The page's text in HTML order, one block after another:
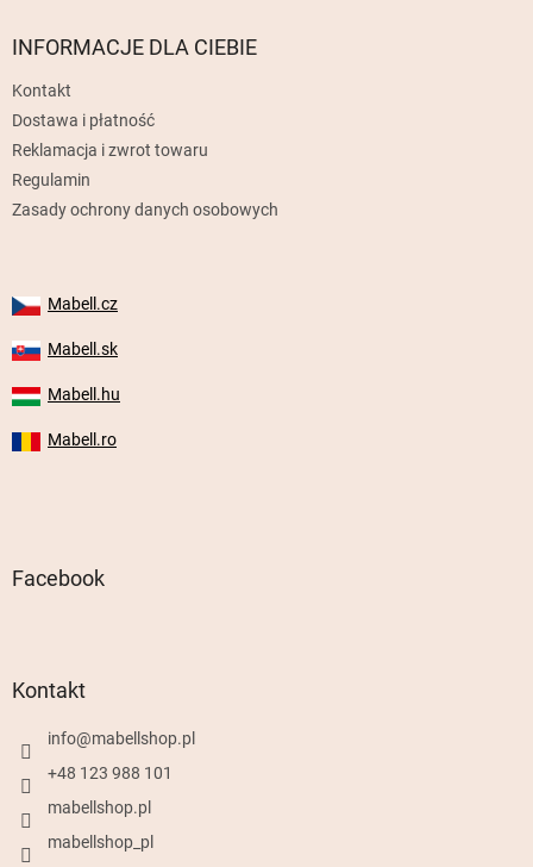
INFORMACJE DLA CIEBIE
Kontakt
Dostawa i płatność
Reklamacja i zwrot towaru
Regulamin
Zasady ochrony danych osobowych
Mabell.cz
Mabell.sk
Mabell.hu
Mabell.ro
Facebook
Kontakt
info@mabellshop.pl
+48 123 988 101
mabellshop.pl
mabellshop_pl